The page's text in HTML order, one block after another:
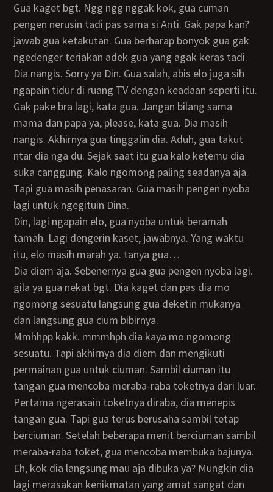
Gua kaget bgt. Ngg ngg nggak kok, gua cuman
pengen nerusin tadi pas sama si Anti. Gak papa kan?
jawab gua ketakutan. Gua berharap bonyok gua gak
ngedenger teriakan adek gua yang agak keras tadi.
Dia nangis. Sorry ya Din. Gua salah, abis elo juga sih
ngapain tidur di ruang TV dengan keadaan seperti itu.
Gak pake bra lagi, kata gua. Jangan bilang sama
mama dan papa ya, please, kata gua. Dia masih
nangis. Akhirnya gua tinggalin dia. Aduh, gua takut
ntar dia nga du. Sejak saat itu gua kalo ketemu dia
suka canggung. Kalo ngomong paling seadanya aja.
Tapi gua masih penasaran. Gua masih pengen nyoba
lagi untuk ngegituin Dina.
Din, lagi ngapain elo, gua nyoba untuk beramah
tamah. Lagi dengerin kaset, jawabnya. Yang waktu
itu, elo masih marah ya. tanya gua…
dia diem aja. Sebenernya gua gua pengen nyoba lagi.
gila ya gua nekat bgt. Dia kaget dan pas dia mo
ngomong sesuatu langsung gua deketin mukanya
dan langsung gua cium bibirnya.
Mmhhpp kakk. mmmhph dia kaya mo ngomong
sesuatu. Tapi akhirnya dia diem dan mengikuti
permainan gua untuk ciuman. Sambil ciuman itu
tangan gua mencoba meraba-raba toketnya dari luar.
Pertama ngerasain toketnya diraba, dia menepis
tangan gua. Tapi gua terus berusaha sambil tetap
berciuman. Setelah beberapa menit berciuman sambil
meraba-raba toket, gua mencoba membuka bajunya.
Eh, kok dia langsung mau aja dibuka ya? Mungkin dia
lagi merasakan kenikmatan yang amat sangat dan